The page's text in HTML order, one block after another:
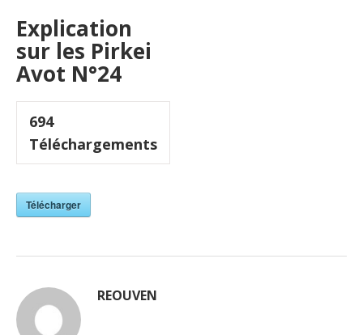
Explication
sur les Pirkei
Avot N°24
694
Téléchargements
Télécharger
REOUVEN